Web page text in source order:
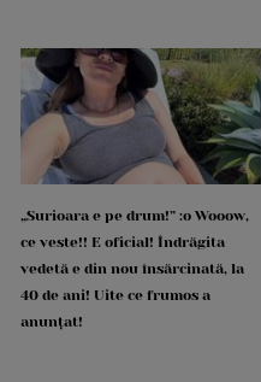
„Surioara e pe drum!” :o Wooow,
ce veste!! E oficial! Îndrăgita
vedetă e din nou însărcinată, la
40 de ani! Uite ce frumos a
anunțat!